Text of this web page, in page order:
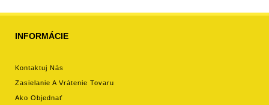
INFORMÁCIE
Kontaktuj Nás
Zasielanie A Vrátenie Tovaru
Ako Objednať